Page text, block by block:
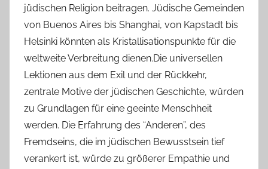
jüdischen Religion beitragen. Jüdische Gemeinden
von Buenos Aires bis Shanghai, von Kapstadt bis
Helsinki könnten als Kristallisationspunkte für die
weltweite Verbreitung dienen.Die universellen
Lektionen aus dem Exil und der Rückkehr,
zentrale Motive der jüdischen Geschichte, würden
zu Grundlagen für eine geeinte Menschheit
werden. Die Erfahrung des “Anderen”, des
Fremdseins, die im jüdischen Bewusstsein tief
verankert ist, würde zu größerer Empathie und